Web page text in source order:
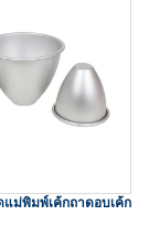
ม่พิมพ์เค้กถาดอบเค้ก